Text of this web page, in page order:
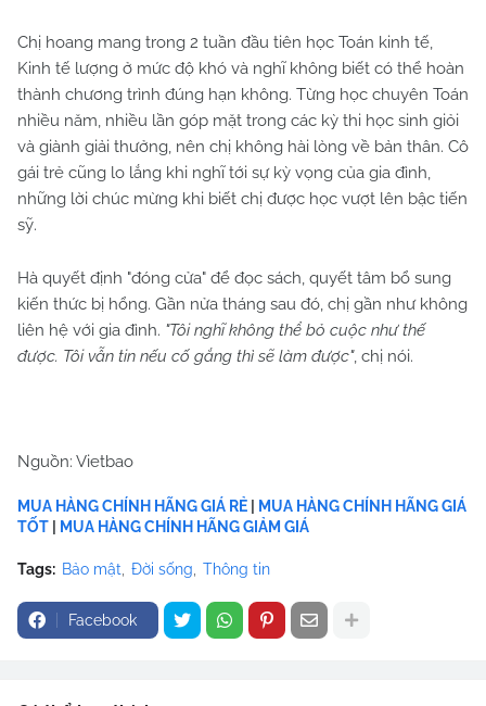
Chị hoang mang trong 2 tuần đầu tiên học Toán kinh tế,
Kinh tế lượng ở mức độ khó và nghĩ không biết có thể hoàn
thành chương trình đúng hạn không. Từng học chuyên Toán
nhiều năm, nhiều lần góp mặt trong các kỳ thi học sinh giỏi
và giành giải thưởng, nên chị không hài lòng về bản thân. Cô
gái trẻ cũng lo lắng khi nghĩ tới sự kỳ vọng của gia đình,
những lời chúc mừng khi biết chị được học vượt lên bậc tiến
sỹ.
Hà quyết định "đóng cửa" để đọc sách, quyết tâm bổ sung
kiến thức bị hổng. Gần nửa tháng sau đó, chị gần như không
liên hệ với gia đình. "Tôi nghĩ không thể bỏ cuộc như thế
được. Tôi vẫn tin nếu cố gắng thì sẽ làm được", chị nói.
Nguồn: Vietbao
MUA HÀNG CHÍNH HÃNG GIÁ RẺ
MUA HÀNG CHÍNH HÃNG GIÁ
TỐT
MUA HÀNG CHÍNH HÃNG GIẢM GIÁ
Tags: Bảo mật Đời sống Thông tin
Facebook